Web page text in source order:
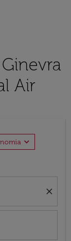
Air
expand_more
close